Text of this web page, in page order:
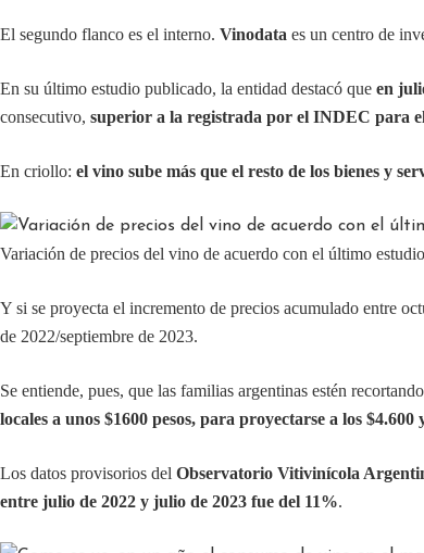
El segundo flanco es el interno. Vinodata es un centro de
En su último estudio publicado, la entidad destacó que en
consecutivo, superior a la registrada por el INDEC para
En criollo: el vino sube más que el resto de los bienes y
Variación de precios del vino de acuerdo con el último
Y si se proyecta el incremento de precios acumulado entre
de 2022/septiembre de 2023.
Se entiende, pues, que las familias argentinas estén
locales a unos $1600 pesos, para proyectarse a los $4.600
Los datos provisorios del Observatorio Vitivinícola
entre julio de 2022 y julio de 2023 fue del 11%.